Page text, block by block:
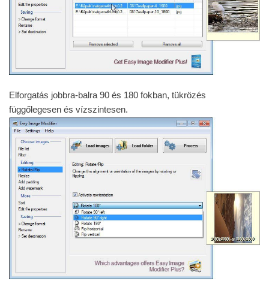
Elforgatás jobbra-balra 90 és 180 fokban, tükrözés
függőlegesen és vízszintesen.